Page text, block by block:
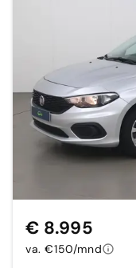
€ 8.995
va. €150/mnd